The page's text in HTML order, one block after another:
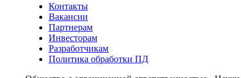
Контакты
Вакансии
Партнерам
Инвесторам
Разработчикам
Политика обработки ПД